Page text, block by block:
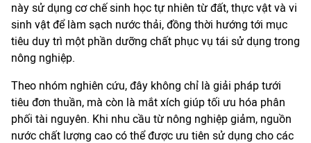
này sử dụng cơ chế sinh học tự nhiên từ đất, thực vật và vi
sinh vật để làm sạch nước thải, đồng thời hướng tới mục
tiêu duy trì một phần dưỡng chất phục vụ tái sử dụng trong
nông nghiệp.
Theo nhóm nghiên cứu, đây không chỉ là giải pháp tưới
tiêu đơn thuần, mà còn là mắt xích giúp tối ưu hóa phân
phối tài nguyên. Khi nhu cầu từ nông nghiệp giảm, nguồn
nước chất lượng cao có thể được ưu tiên sử dụng cho các